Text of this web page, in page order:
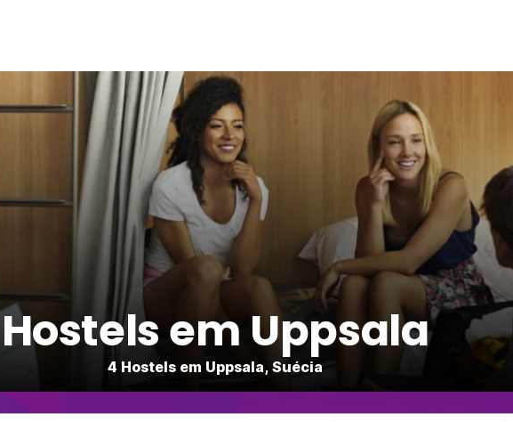
Hostels em Uppsala
4 Hostels em Uppsala, Suécia